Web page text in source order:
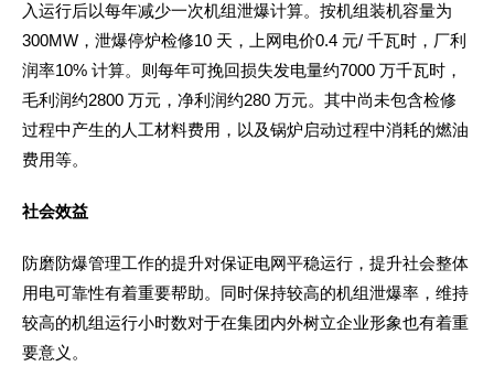
入运行后以每年减少一次机组泄爆计算。按机组装机容量为
300MW，泄爆停炉检修10 天，上网电价0.4 元/ 千瓦时，厂利
润率10% 计算。则每年可挽回损失发电量约7000 万千瓦时，
毛利润约2800 万元，净利润约280 万元。其中尚未包含检修
过程中产生的人工材料费用，以及锅炉启动过程中消耗的燃油
费用等。
社会效益
防磨防爆管理工作的提升对保证电网平稳运行，提升社会整体
用电可靠性有着重要帮助。同时保持较高的机组泄爆率，维持
较高的机组运行小时数对于在集团内外树立企业形象也有着重
要意义。